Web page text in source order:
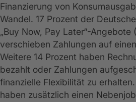
Finanzierung von
Wandel. 17 Prozent der
„Buy Now, Pay Later“-Angebote
verschieben Zahlungen auf
Weitere 14 Prozent haben
bezahlt oder Zahlungen
finanzielle Flexibilität zu
haben zusätzlich einen